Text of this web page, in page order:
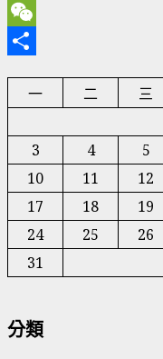
Line
WeChat
一
二 三
3
4 5
10
11 12
17
18 19
24
25 26
31
分類